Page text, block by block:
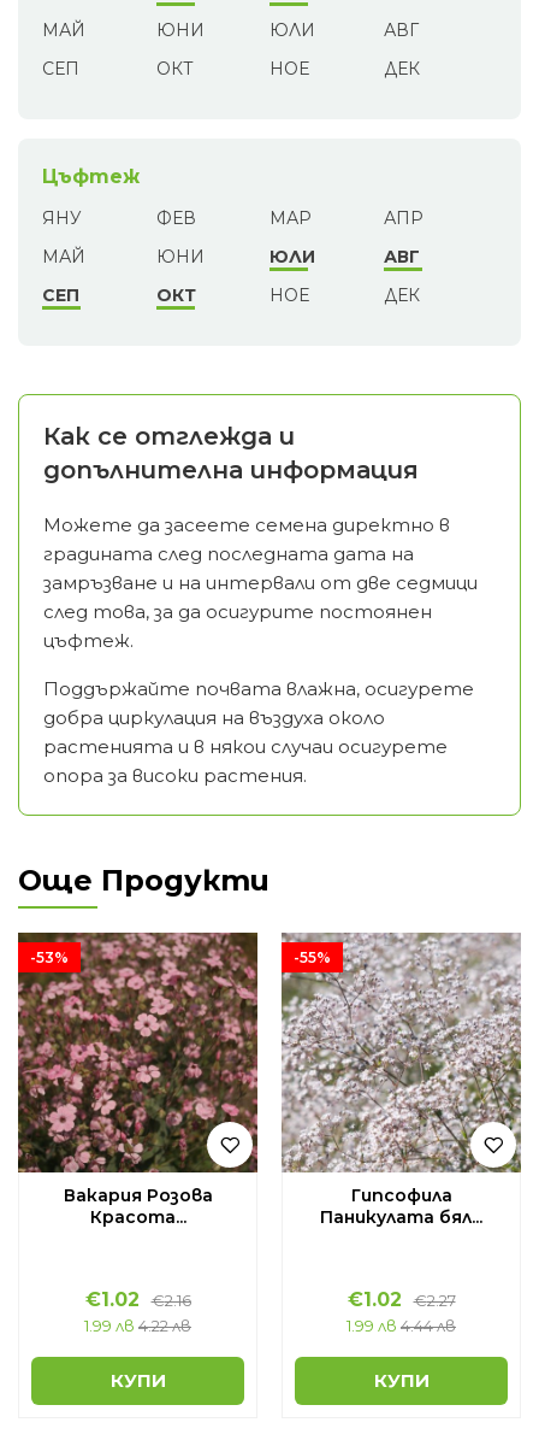
МАЙ
ЮНИ ЮЛИ
АВГ
СЕП
ОКТ НОЕ ДЕК
Цъфтеж
ЯНУ ФЕВ МАР
АПР
МАЙ
ЮНИ ЮЛИ
АВГ
СЕП
ОКТ НОЕ ДЕК
Как се отглежда и
допълнителна информация
Можете да засеете семена директно в
градината след последната дата на
замръзване и на интервали от две седмици
след това, за да осигурите постоянен
цъфтеж.
Поддържайте почвата влажна, осигурете
добра циркулация на въздуха около
растенията и в някои случаи осигурете
опора за високи растения.
Още Продукти
-53%
Вакария Розова
Красота...
€1.02 €2.16
1.99 лв 4.22 лв
КУПИ
-55%
Гипсофила
Паникулата бял...
€1.02 €2.27
1.99 лв 4.44 лв
КУПИ